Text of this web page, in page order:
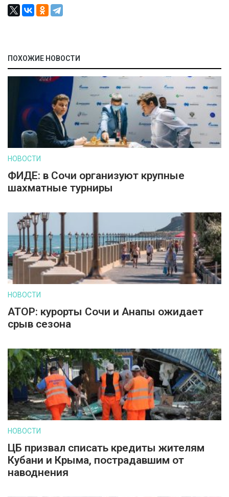
ПОХОЖИЕ НОВОСТИ
НОВОСТИ
ФИДЕ: в Сочи организуют крупные
шахматные турниры
НОВОСТИ
АТОР: курорты Сочи и Анапы ожидает
срыв сезона
НОВОСТИ
ЦБ призвал списать кредиты жителям
Кубани и Крыма, пострадавшим от
наводнения